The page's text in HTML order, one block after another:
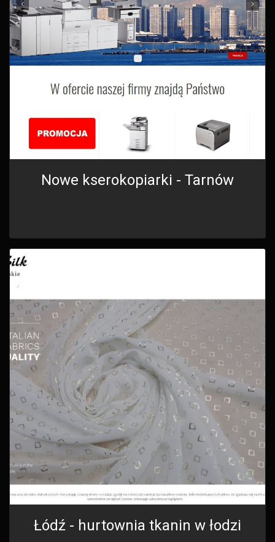
Nowe kserokopiarki - Tarnów
Łódź - hurtownia tkanin w łodzi